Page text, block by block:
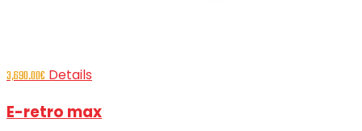
3,690.00€ Details
E-retro max